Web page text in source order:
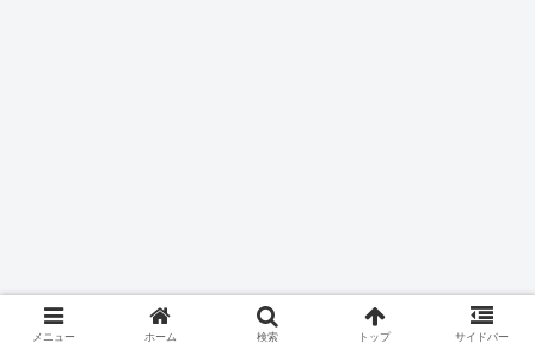
メニュー ホーム 検索 トップ サイドバー